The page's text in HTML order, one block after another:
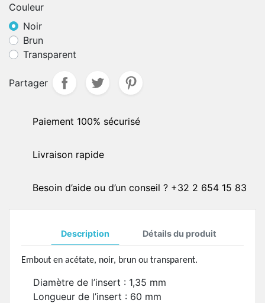
Couleur
Noir
Brun
Transparent
Partager
Paiement 100% sécurisé
Livraison rapide
Besoin d’aide ou d’un conseil ? +32 2 654 15 83
Description Détails du produit
Embout en acétate, noir, brun ou transparent.
Diamètre de l’insert : 1,35 mm
Longueur de l’insert : 60 mm